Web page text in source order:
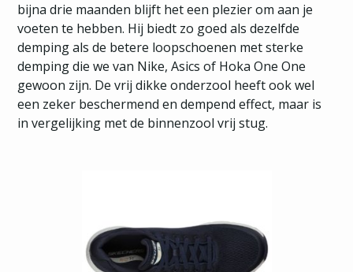
bijna drie maanden blijft het een plezier om aan je
voeten te hebben. Hij biedt zo goed als dezelfde
demping als de betere loopschoenen met sterke
demping die we van Nike, Asics of Hoka One One
gewoon zijn. De vrij dikke onderzool heeft ook wel
een zeker beschermend en dempend effect, maar is
in vergelijking met de binnenzool vrij stug.